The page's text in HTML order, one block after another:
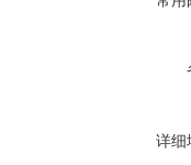
详细